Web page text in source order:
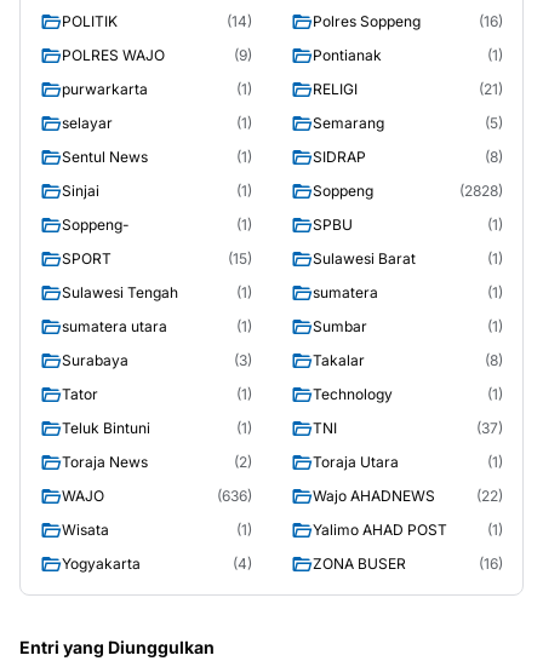
POLITIK
(14) Polres Soppeng
(16)
POLRES WAJO
(9) Pontianak
(1)
purwarkarta
(1) RELIGI
(21)
selayar
(1) Semarang
(5)
Sentul News
(1) SIDRAP
(8)
Sinjai
(1) Soppeng
(2828)
Soppeng-
(1) SPBU
(1)
SPORT
(15) Sulawesi Barat
(1)
Sulawesi Tengah
(1) sumatera
(1)
sumatera utara
(1) Sumbar
(1)
Surabaya
(3) Takalar
(8)
Tator
(1) Technology
(1)
Teluk Bintuni
(1) TNI
(37)
Toraja News
(2) Toraja Utara
(1)
WAJO
(636) Wajo AHADNEWS
(22)
Wisata
(1) Yalimo AHAD POST
(1)
Yogyakarta
(4) ZONA BUSER (16)
Entri yang Diunggulkan